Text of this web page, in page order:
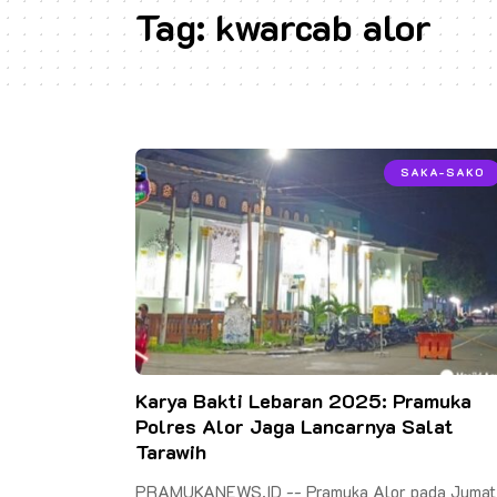
Tag:kwarcab alor
SAKA-SAKO
Karya Bakti Lebaran 2025: Pramuka
Polres Alor Jaga Lancarnya Salat
Tarawih
PRAMUKANEWS.ID -- Pramuka Alor pada